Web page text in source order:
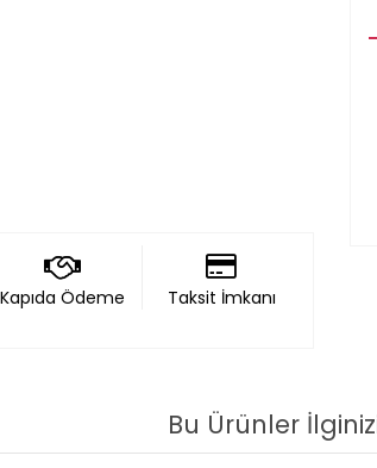
Kapıda Ödeme Taksit İmkanı
Bu Ürünler